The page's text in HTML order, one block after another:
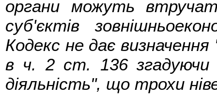
органи можуть
суб'єктів
Кодекс не дає
в ч. 2 ст. 136 згадуючи
діяльність", що трохи